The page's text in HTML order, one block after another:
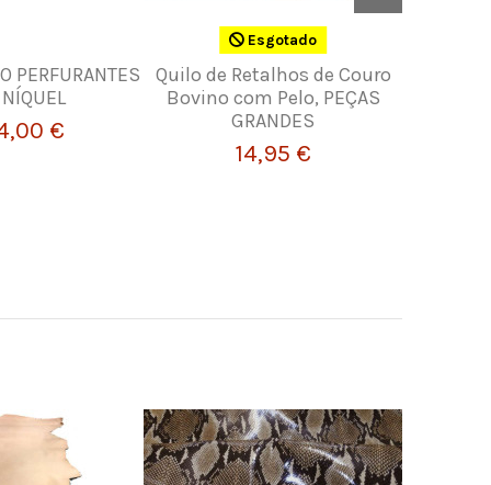
PERFURANTES
€
Esgotado
Quilo de Retalhos de Couro
Bovino com Pelo, PEÇAS
GRANDES
14,95 €